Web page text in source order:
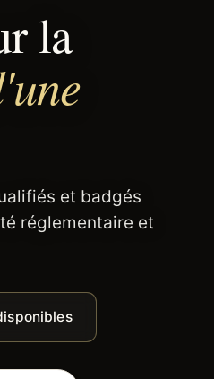
la
et badgés
réglementaire et